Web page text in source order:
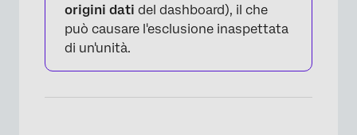
origini dati del dashboard), il che
può causare l'esclusione inaspettata
di un'unità.